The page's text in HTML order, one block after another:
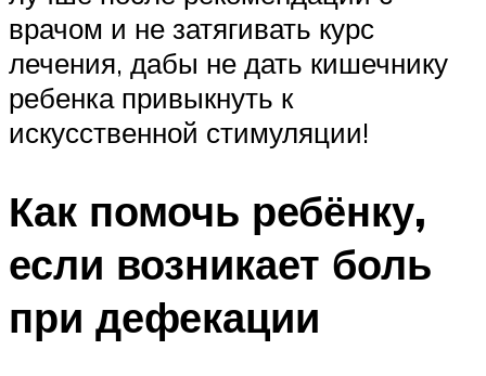
врачом и не затягивать курс
лечения, дабы не дать кишечнику
ребенка привыкнуть к
искусственной стимуляции!
Как помочь ребёнку,
если возникает боль
при дефекации